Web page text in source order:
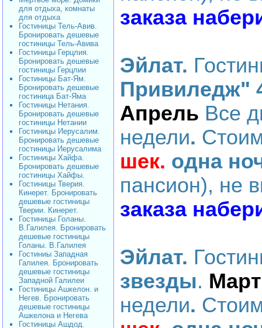
для отдыха, комнаты
для отдыха
Гостиницы Тель-Авив.
Бронировать дешевые
гостиницы Тель-Авива
Гостиницы Герцлия.
Бронировать дешевые
гостиницы Герцлии
Гостиницы Бат-Ям.
Бронировать дешевые
гостиница Бат-Яма
Гостиницы Нетания.
Бронировать дешевые
гостиницы Нетании
Гостиницы Иерусалим.
Бронировать дешевые
гостиницы Иерусалима
Гостиницы Хайфа.
Бронировать дешевые
гостиницы Хайфы.
Гостиницы Тверия.
Кинерет. Бронировать
дешевые гостиницы
Тверии. Кинерет.
Гостиницы Голаны.
В.Галилея. Бронировать
дешевые гостиницы
Голаны. В.Галилея
Гостиниы Западная
Галилея. Бронировать
дешевые гостиницы
Западной Галилеи
Гостиницы Ашкелон. и
Негев. Бронировать
дешевые гостиницы
Ашкелона и Негева
Гостиницы Ашдод.
заказа
Эйлат.
Привиледж"
Апрель Все
недели.
шек. одна
пансион), не
заказа
Эйлат.
звезды.
недели.